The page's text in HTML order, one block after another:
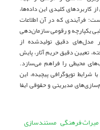
کلیدی این داده‌ها،
فرآیندی که در آن اطلاعات
یکپارچه و رقومی سازمان‌دهی
مدل‌های دقیق تولیدشده از
تعیین دقیق حریم آثار، پایش
محیطی را فراهم می‌سازد.
شرایط توپوگرافی پیچیده، این
مدیریتی و حقوقی ایفا
میراث فرهنگی مستندسازی